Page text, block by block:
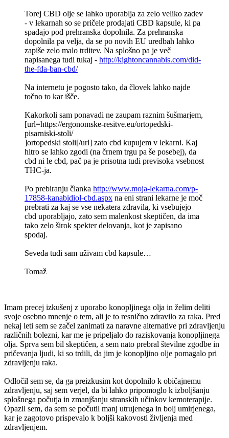
Torej CBD olje se lahko uporablja za zelo veliko zadev
- v lekarnah so se pričele prodajati CBD kapsule, ki pa
spadajo pod prehranska dopolnila. Za prehranska
dopolnila pa velja, da se po novih EU uredbah lahko
zapiše zelo malo trditev. Na splošno pa je več
napisanega tudi tukaj - http://kightoncannabis.com/did-
the-fda-ban-cbd/
Na internetu je pogosto tako, da človek lahko najde
točno to kar išče.
Kakorkoli sam ponavadi ne zaupam raznim šušmarjem,
[url=https://ergonomske-resitve.eu/ortopedski-
pisarniski-stoli/
]ortopedski stoli[/url] zato cbd kupujem v lekarni. Kaj
hitro se lahko zgodi (na črnem trgu pa še posebej), da
cbd ni le cbd, pač pa je prisotna tudi previsoka vsebnost
THC-ja.
Po prebiranju članka http://www.moja-lekarna.com/p-
17858-kanabidiol-cbd.aspx na eni strani lekarne je moč
prebrati za kaj se vse nekatera zdravila, ki vsebujejo
cbd uporabljajo, zato sem malenkost skeptičen, da ima
tako zelo širok spekter delovanja, kot je zapisano
spodaj.
Seveda tudi sam uživam cbd kapsule…
Tomaž
Imam precej izkušenj z uporabo konopljinega olja in želim deliti
svoje osebno mnenje o tem, ali je to resnično zdravilo za raka. Pred
nekaj leti sem se začel zanimati za naravne alternative pri zdravljenju
različnih bolezni, kar me je pripeljalo do raziskovanja konopljinega
olja. Sprva sem bil skeptičen, a sem nato prebral številne zgodbe in
pričevanja ljudi, ki so trdili, da jim je konopljino olje pomagalo pri
zdravljenju raka.
Odločil sem se, da ga preizkusim kot dopolnilo k običajnemu
zdravljenju, saj sem verjel, da bi lahko pripomoglo k izboljšanju
splošnega počutja in zmanjšanju stranskih učinkov kemoterapije.
Opazil sem, da sem se počutil manj utrujenega in bolj umirjenega,
kar je zagotovo prispevalo k boljši kakovosti življenja med
zdravljenjem.